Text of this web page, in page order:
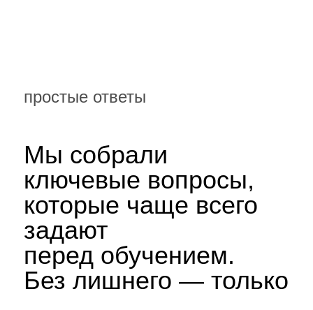
простые ответы
Мы собрали
ключевые вопросы,
которые чаще всего
задают
перед обучением.
Без лишнего — только